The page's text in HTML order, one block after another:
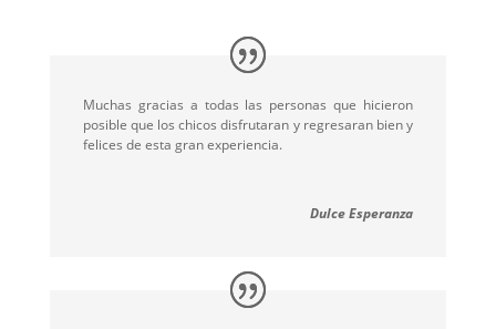
Muchas gracias a todas las personas que hicieron
posible que los chicos disfrutaran y regresaran bien y
felices de esta gran experiencia.
Dulce Esperanza